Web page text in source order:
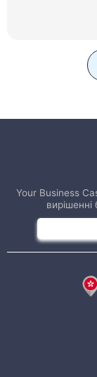
Your Business
вирішенні